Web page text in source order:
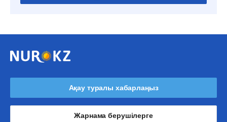
Ақау туралы хабарлаңыз
Жарнама берушілерге